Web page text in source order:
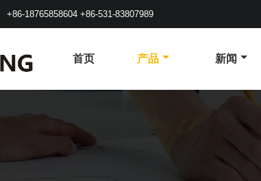
+86-18765858604 +86-531-83807989
首页 产品 新闻